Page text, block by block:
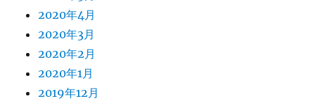
2020年4月
2020年3月
2020年2月
2020年1月
2019年12月